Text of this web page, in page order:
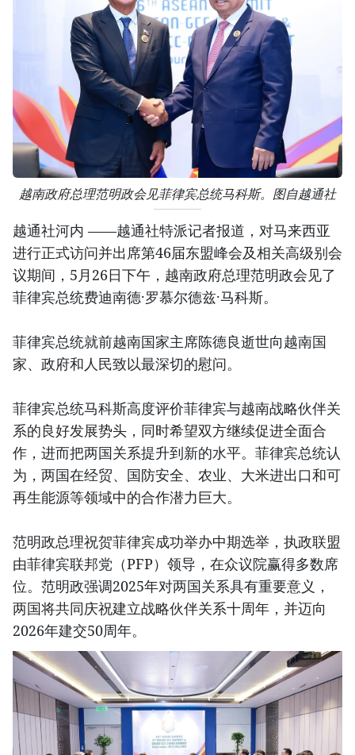
越南政府总理范明政会见菲律宾总统马科斯。图自越通社
越通社河内 ——越通社特派记者报道，对马来西亚
进行正式访问并出席第46届东盟峰会及相关高级别会
议期间，5月26日下午，越南政府总理范明政会见了
菲律宾总统费迪南德·罗慕尔德兹·马科斯。
菲律宾总统就前越南国家主席陈德良逝世向越南国
家、政府和人民致以最深切的慰问。
菲律宾总统马科斯高度评价菲律宾与越南战略伙伴关
系的良好发展势头，同时希望双方继续促进全面合
作，进而把两国关系提升到新的水平。菲律宾总统认
为，两国在经贸、国防安全、农业、大米进出口和可
再生能源等领域中的合作潜力巨大。
范明政总理祝贺菲律宾成功举办中期选举，执政联盟
由菲律宾联邦党（PFP）领导，在众议院赢得多数席
位。范明政强调2025年对两国关系具有重要意义，
两国将共同庆祝建立战略伙伴关系十周年，并迈向
2026年建交50周年。